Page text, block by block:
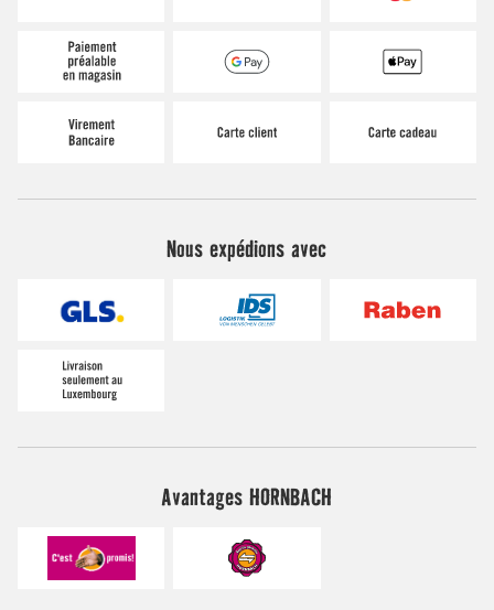
Nous expédions avec
Avantages HORNBACH